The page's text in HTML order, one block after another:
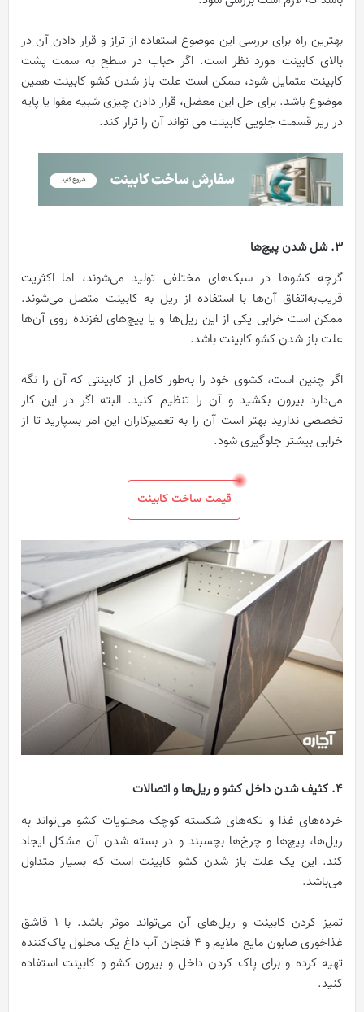
بهترین راه برای بررسی این موضوع استفاده از تراز و قرار دادن آن در
بالای کابینت مورد نظر است. اگر حباب در سطح به سمت پشت
کابینت متمایل شود، ممکن است علت باز شدن کشو کابینت همین
موضوع باشد. برای حل این معضل، قرار دادن چیزی شبیه مقوا یا پایه
در زیر قسمت جلویی کابینت می تواند آن را تزار کند.
3. شل شدن پیچ‌ها
گرچه کشوها در سبک‌های مختلفی تولید می‌شوند، اما اکثریت
قریب‌به‌اتفاق آن‌ها با استفاده از ریل به کابینت متصل می‌شوند.
ممکن است خرابی یکی از این ریل‌ها و یا پیچ‌های لغزنده روی آن‌ها
علت باز شدن کشو کابینت باشد.
اگر چنین است، کشوی خود را به‌طور کامل از کابینتی که آن را نگه
می‌دارد بیرون بکشید و آن را تنظیم کنید. البته اگر در این کار
تخصصی ندارید بهتر است آن را به تعمیرکاران این امر بسپارید تا از
خرابی بیشتر جلوگیری شود.
قیمت ساخت کابینت
4. کثیف شدن داخل کشو و ریل‌ها و اتصالات
خرده‌های غذا و تکه‌های شکسته کوچک محتویات کشو می‌تواند به
ریل‌ها، پیچ‌ها و چرخ‌ها بچسبند و در بسته شدن آن مشکل ایجاد
کند. این یک علت باز شدن کشو کابینت است که بسیار متداول
می‌باشد.
تمیز کردن کابینت و ریل‌های آن می‌تواند موثر باشد. با 1 قاشق
غذاخوری صابون مایع ملایم و 4 فنجان آب داغ یک محلول پاک‌کننده
تهیه کرده و برای پاک کردن داخل و بیرون کشو و کابینت استفاده
کنید.